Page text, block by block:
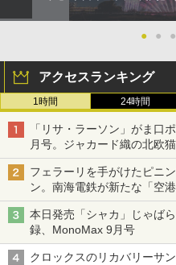
● ● ●
アクセスランキング
1時間 24時間
「リサ・ラーソン」がま口
月号。ジャカード織の北欧
フェラーリを手がけたピニ
ン。南海電鉄が新たな「空
本日発売「シャカ」じゃば
録、MonoMax 9月号
クロックスのリカバリーサ